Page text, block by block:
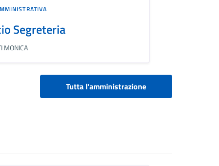
Segreteria
MONICA
Tutta l'amministrazione